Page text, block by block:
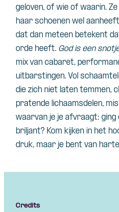
geloven, of wie of waarin.
haar schoenen wel
dat dan meteen betekent
orde heeft. God is een
mix van cabaret,
uitbarstingen. Vol
die zich niet laten temmen,
pratende lichaamsdelen,
waarvan je je afvraagt: ging
briljant? Kom kijken in het
druk, maar je bent van
Credits